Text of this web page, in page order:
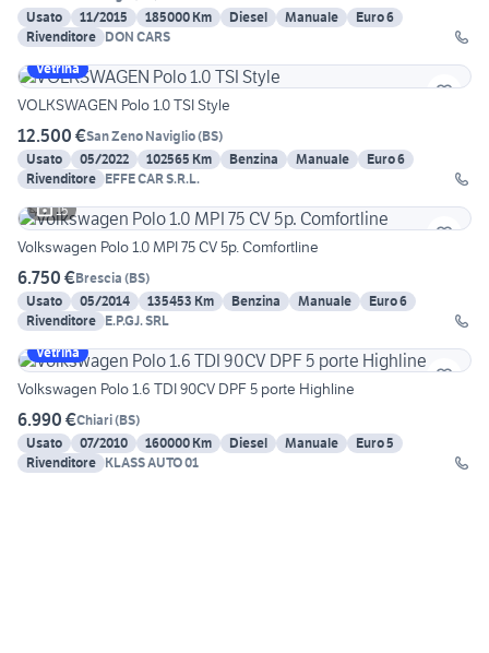
Usato
11/2015 185000 Km Diesel Manuale
Euro 6
Rivenditore DON CARS
Vetrina
VOLKSWAGEN Polo 1.0 TSI Style
12.500 €San Zeno Naviglio(BS)
Usato
05/2022 102565 Km Benzina Manuale
Euro 6
Rivenditore EFFE CAR S.R.L.
15
Volkswagen Polo 1.0 MPI 75 CV 5p. Comfortline
6.750 €Brescia (BS)
Usato
05/2014 135453 Km Benzina Manuale
Euro 6
Rivenditore E.P.GJ. SRL
Vetrina
Volkswagen Polo 1.6 TDI 90CV DPF 5 porte Highline
6.990 €Chiari(BS)
Usato
07/2010 160000 Km Diesel Manuale
Euro 5
Rivenditore KLASS AUTO 01